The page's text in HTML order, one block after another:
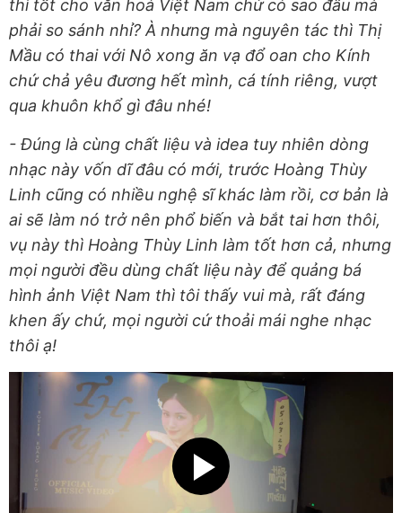
thì tốt cho văn hoá Việt Nam chứ có sao đâu mà
phải so sánh nhỉ? À nhưng mà nguyên tác thì Thị
Mầu có thai với Nô xong ăn vạ đổ oan cho Kính
chứ chả yêu đương hết mình, cá tính riêng, vượt
qua khuôn khổ gì đâu nhé!
- Đúng là cùng chất liệu và idea tuy nhiên dòng
nhạc này vốn dĩ đâu có mới, trước Hoàng Thùy
Linh cũng có nhiều nghệ sĩ khác làm rồi, cơ bản là
ai sẽ làm nó trở nên phổ biến và bắt tai hơn thôi,
vụ này thì Hoàng Thùy Linh làm tốt hơn cả, nhưng
mọi người đều dùng chất liệu này để quảng bá
hình ảnh Việt Nam thì tôi thấy vui mà, rất đáng
khen ấy chứ, mọi người cứ thoải mái nghe nhạc
thôi ạ!